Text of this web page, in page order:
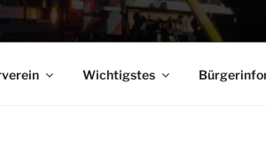
Wichtigstes